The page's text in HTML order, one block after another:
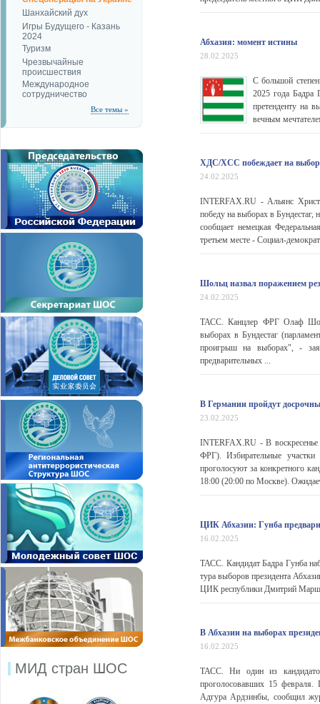
Шанхайский дух
Игры Будущего - Казань
2024
Туризм
Чрезвычайные
происшествия
Международное
сотрудничество
Все темы »
МИД стран ШОС
Абхазия: момент истины
28.02.2025
С большой
2025 года Бадра
претенденту на
вечным
ХДС/ХСС побеждает на
24.02.2025
INTERFAX.RU - Альянс
победу на выборах в
сообщает немецкая
третьем месте - Социал-
Шольц назвал поражением
24.02.2025
ТАСС. Канцлер ФРГ Олаф
выборах в Бундестаг
проигрыш на выборах", -
предварительных ...
В Германии пройдут
23.02.2025
INTERFAX.RU - В воскресенье
ФРГ). Избирательные
проголосуют за конкретного
18:00 (20:00 по Москве).
ЦИК Абхазии: Гунба
16.02.2025
ТАСС. Кандидат Бадра Гунба
тура выборов президента
ЦИК республики Дмитрий
В Абхазии на выборах
16.02.2025
ТАСС. Ни один из
проголосовавших 15
Адгура Ардзинбы, сообщил